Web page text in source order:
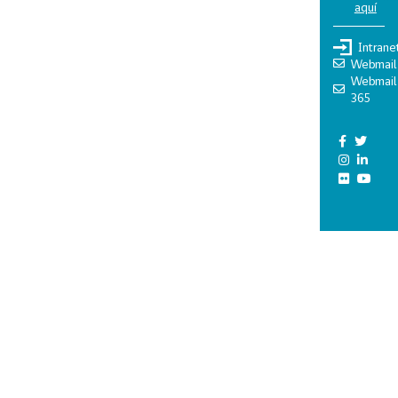
aquí
Webmail
Webmail
365